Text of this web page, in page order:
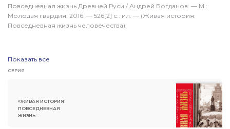
Древнерусского государства под пером автора
предстают в реальном контексте материальной
и духовной культуры. Книга знакомит также с методами
от реальности, которая в результате может показаться
читателю новой и незнакомой, но от этого не становится
Повседневная жизнь Древней Руси / Андрей Богданов. — М.:
Молодая гвардия, 2016. — 526[2] с.: ил. — (Живая история:
Повседневная жизнь человечества).
Показать все
СЕРИЯ
«ЖИВАЯ ИСТОРИЯ:
ПОВСЕДНЕВНАЯ
ЖИЗНЬ